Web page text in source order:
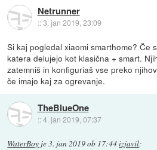
Netrunner
::3. jan 2019, 23:09
Si kaj pogledal xiaomi smarthome? Če
katera delujejo kot klasična + smart.
zatemniš in konfiguriaš vse preko
če imajo kaj za ogrevanje.
TheBlueOne
::4. jan 2019, 07:37
WaterBoy je3. jan 2019 ob 17:44izjavil: